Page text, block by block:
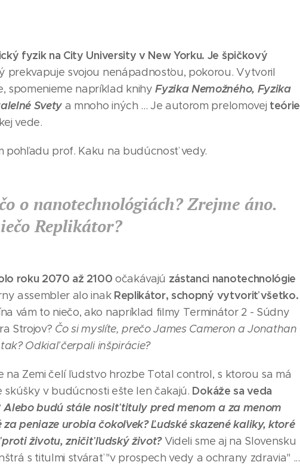
fyzik na City University v New Yorku. Je špičkový
prekvapuje svojou nenápadnosťou, pokorou. Vytvoril
spomenieme napríklad knihyFyzika Nemožného, Fyzika
Svety a mnoho iných ... Je autorom prelomovej teórie
vede.
pohľadu prof. Kaku na budúcnosť vedy.
o nanotechnológiách? Zrejme áno.
Replikátor?
roku 2070 až 2100 očakávajú zástanci nanotechnológie
assembler alo inak Replikátor, schopný vytvoriť všetko.
vám to niečo, ako napríklad filmy Terminátor 2 - Súdny
Strojov? Čo si myslíte, prečo James Cameron a Jonathan
Odkiaľ čerpali inšpirácie?
na Zemi čelí ľudstvo hrozbe Total control, s ktorou sa má
v budúcnosti ešte len čakajú. Dokáže sa veda
Alebo budú stále nosiť tituly pred menom a za menom
peniaze urobia čokoľvek? Ľudské skazené kaliky, ktoré
životu, zničiť ľudský život? Videli sme aj na Slovensku
s titulmi stvárať "v prospech vedy a ochrany zdravia" ...